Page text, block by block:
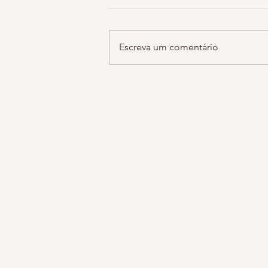
hoje estava falando com a minha
do cérebro sem se dar...
Escreva um comentário